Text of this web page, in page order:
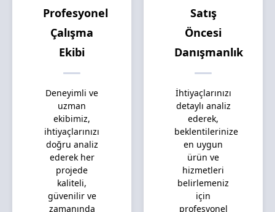
Profesyonel
Çalışma
Ekibi
Deneyimli ve
uzman
ekibimiz,
ihtiyaçlarınızı
doğru analiz
ederek her
projede
kaliteli,
güvenilir ve
zamanında
Satış
Öncesi
Danışmanlık
İhtiyaçlarınızı
detaylı analiz
ederek,
beklentilerinize
en uygun
ürün ve
hizmetleri
belirlemeniz
için
profesyonel